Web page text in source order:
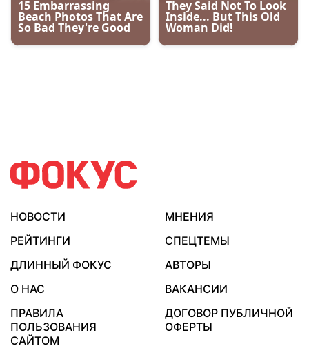
НОВОСТИ
МНЕНИЯ
РЕЙТИНГИ
СПЕЦТЕМЫ
ДЛИННЫЙ ФОКУС
АВТОРЫ
О НАС
ВАКАНСИИ
ПРАВИЛА
ПОЛЬЗОВАНИЯ
САЙТОМ
ДОГОВОР ПУБЛИЧНОЙ
ОФЕРТЫ